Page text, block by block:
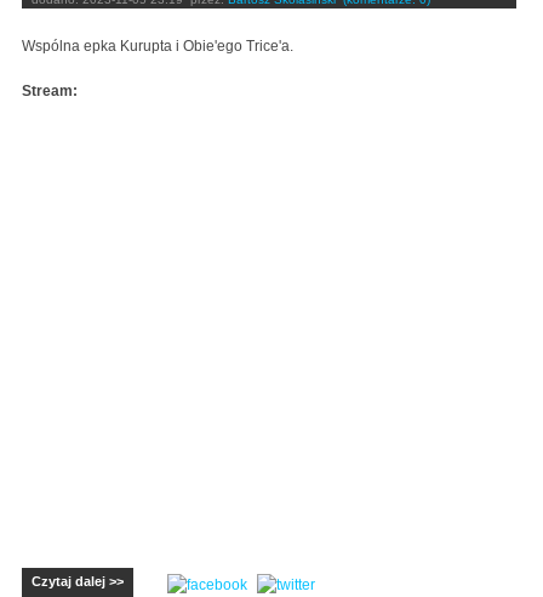
Wspólna epka Kurupta i Obie'ego Trice'a.
Stream:
Czytaj dalej >>